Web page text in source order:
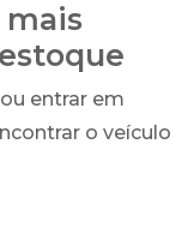
mais
entrar em
o veículo